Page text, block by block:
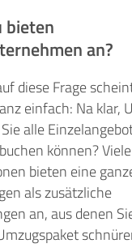
bieten
an?
diese Frage
einfach: Na klar,
alle
können? Viele
bieten eine
als zusätzliche
an, aus denen